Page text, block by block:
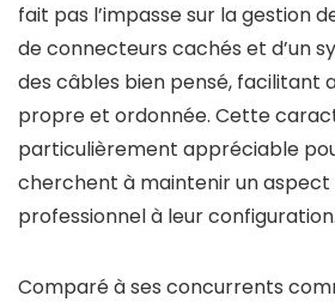
fait pas l’impasse sur la gestion
de connecteurs cachés et d’un
des câbles bien pensé, facilitant
propre et ordonnée. Cette
particulièrement appréciable
cherchent à maintenir un
professionnel à leur configuration.
Comparé à ses concurrents